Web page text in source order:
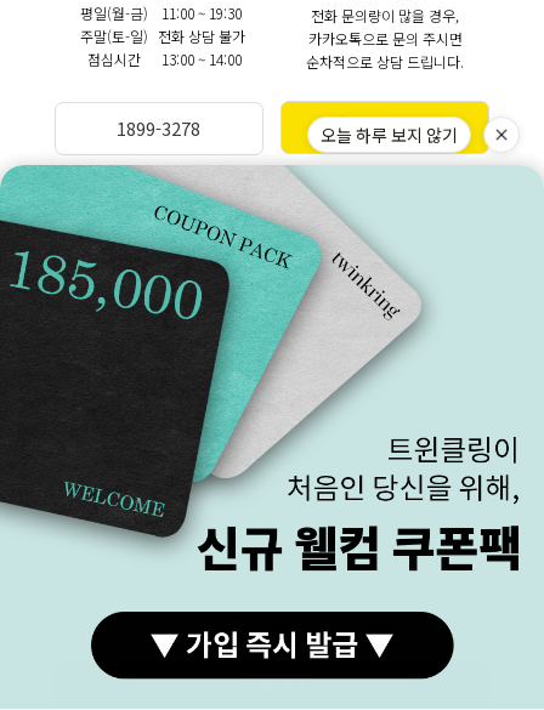
구매하기
평일(월-금)
주말(토-일)
점심시간
11:00 ~ 19:30
전화 상담 불가
13:00 ~ 14:00
1899-3278
전화 문의량이 많을 경우,
카카오톡으로 문의 주시면
순차적으로 상담 드립니다.
카카오상담
BANKINFO
예금주 (주)트윈클링
국민 270901-04-208303
브랜드스토리
이용약관
이용안내
개인정보처리방침
COMPANY (주)트윈클링 대표 김진우, 김기애
매장주소 : 서울 종로구 돈화문로 33-1 2층 트윈클링
주소 :서울특별시 종로구 수표로26길 28 동의빌딩 5층 502호/방문불가
사업자등록번호 : 184-87-00371
FAX : 02)762-0111
통신판매업신고 제2017-서울종로-0789호
개인정보관리책임자 김승한
ⓒ 2014 Twinkring. All Rights Reserved.
오늘 하루 보지 않기